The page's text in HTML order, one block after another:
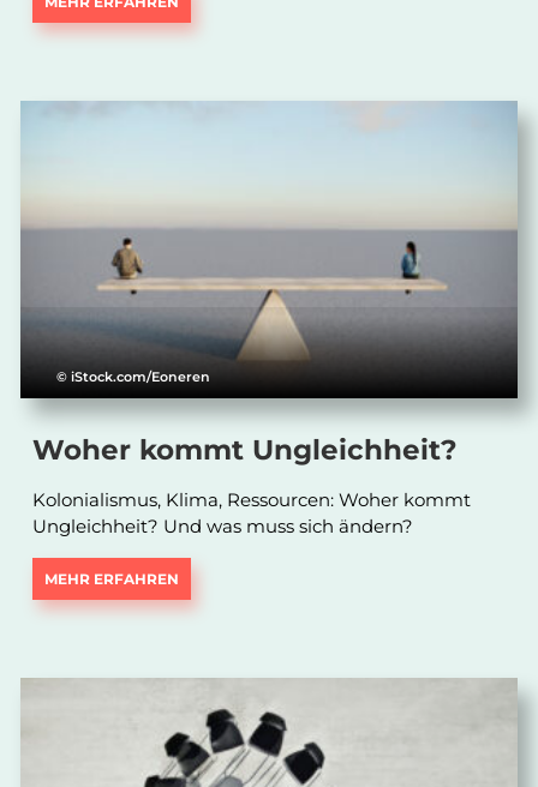
© iStock.com/Eoneren
Woher kommt Ungleichheit?
Kolonialismus, Klima, Ressourcen: Woher kommt
Ungleichheit? Und was muss sich ändern?
MEHR ERFAHREN